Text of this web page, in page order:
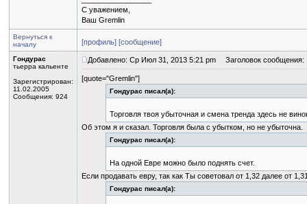
С уважением,
Ваш Gremlin
Вернуться к
началу
[профиль] [сообщение]
Гондурас
тьерра кальенте
Зарегистрирован:
11.02.2005
Сообщения: 924
Добавлено: Ср Июл 31, 2013 5:21 pm Заголовок сообщения:
[quote="Gremlin"]
Гондурас писал(а):
Торговля твоя убыточная и смена тренда здесь не
Об этом я и сказал. Торговля была с убытком, но не убыточна.
Гондурас писал(а):
На одной Евре можно было поднять счет.
Если продавать евру, так как Ты советовал от 1,32 далее от
Гондурас писал(а):